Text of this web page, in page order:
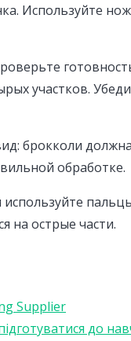
Используйте
участков.
брокколи
обработке.
на острые части.
Supplier
до